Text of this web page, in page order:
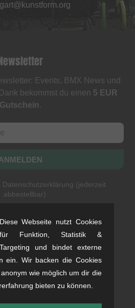
Events, BMX News und
bekommst du einen 5 EUR
Gutschein.
Datenschutzerklärung (jederzeit
abbestellbar)
Hilfe & Information
Mein Konto
Zahlungsweisen
Rücksendungen
Versandkosten &
Diese Webseite nutzt Cookies
für Funktion, Statistik &
Targeting und bindet externe
ein. Wir backen die Cookies
wie möglich um dir die
bieten zu können.